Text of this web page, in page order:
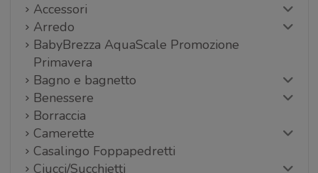
Accessori
Arredo
BabyBrezza AquaScale Promozione
Primavera
Bagno e bagnetto
Benessere
Borraccia
Camerette
Casalingo Foppapedretti
Ciucci/Succhietti